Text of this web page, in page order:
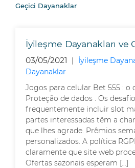
Geçici Dayanaklar
İyileşme Dayanakları ve
03/05/2021 | İyileşme
Dayanaklar
Jogos para celular Bet 555 : o
Proteção de dados . Os
frequentemente incluir slot
partes interessadas têm a
que lhes agrade. Prêmios
personalizados. A política
claramente que site web
Ofertas sazonais esperam […]